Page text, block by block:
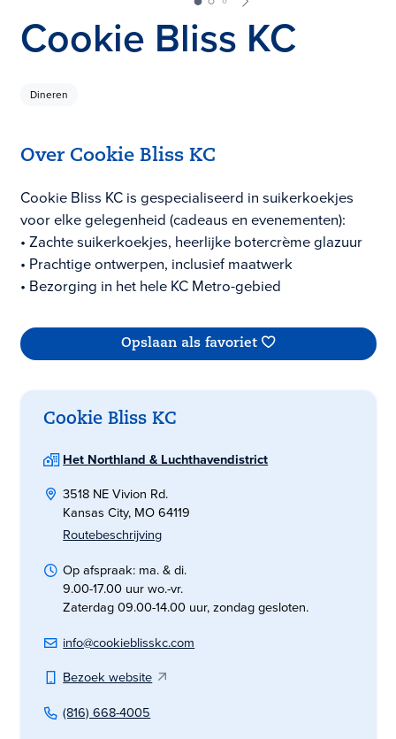
Cookie Bliss KC
Dineren
Over Cookie Bliss KC
Cookie Bliss KC is gespecialiseerd in suikerkoekjes
voor elke gelegenheid (cadeaus en evenementen):
• Zachte suikerkoekjes, heerlijke botercrème glazuur
• Prachtige ontwerpen, inclusief maatwerk
• Bezorging in het hele KC Metro-gebied
Opslaan als favoriet
Cookie Bliss KC
Het Northland & Luchthavendistrict
3518 NE Vivion Rd.
Kansas City, MO 64119
Routebeschrijving
Op afspraak: ma. & di.
9.00-17.00 uur wo.-vr.
Zaterdag 09.00-14.00 uur, zondag gesloten.
info@cookieblisskc.com
Bezoek website
(816) 668-4005